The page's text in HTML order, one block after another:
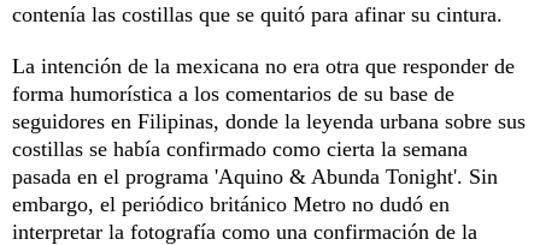
contenía las costillas que se quitó para afinar su cintura.
La intención de la mexicana no era otra que responder de
forma humorística a los comentarios de su base de
seguidores en Filipinas, donde la leyenda urbana sobre sus
costillas se había confirmado como cierta la semana
pasada en el programa 'Aquino & Abunda Tonight'. Sin
embargo, el periódico británico Metro no dudó en
interpretar la fotografía como una confirmación de la